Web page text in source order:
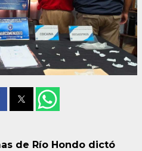
de Río Hondo dictó